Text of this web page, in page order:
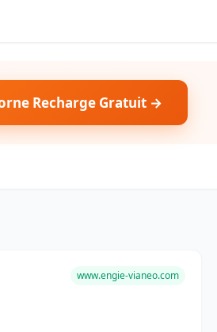
Recharge Gratuit →
www.engie-vianeo.com